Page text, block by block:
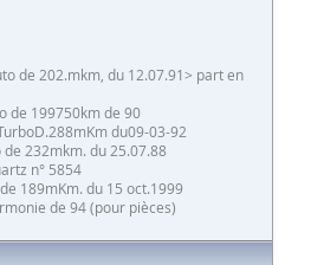
de 202.mkm, du 12.07.91> part en
de 199750km de 90
du09-03-92
de 232mkm. du 25.07.88
n° 5854
189mKm. du 15 oct.1999
de 94 (pour pièces)